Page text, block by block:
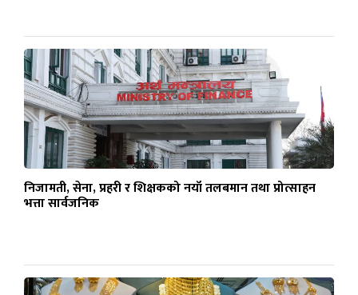
निजामती, सेना, प्रहरी र शिक्षकको नयाँ तलबमान तथा प्रोत्साहन
भत्ता सार्वजनिक